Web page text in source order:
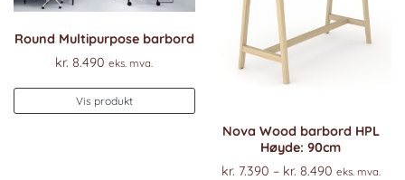
Round Multipurpose barbord
kr. 8.490 eks. mva.
Vis produkt
Nova Wood barbord HPL
Høyde: 90cm
kr. 7.390 – kr. 8.490Prisområde:
eks. mva.